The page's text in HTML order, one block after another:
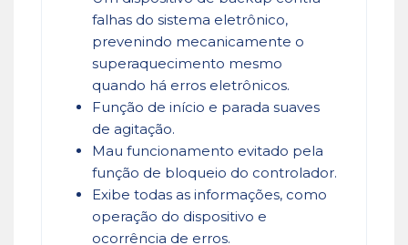
falhas do sistema eletrônico,
prevenindo mecanicamente o
superaquecimento mesmo
quando há erros eletrônicos.
Função de início e parada suaves
de agitação.
Mau funcionamento evitado pela
função de bloqueio do controlador.
Exibe todas as informações, como
operação do dispositivo e
ocorrência de erros.